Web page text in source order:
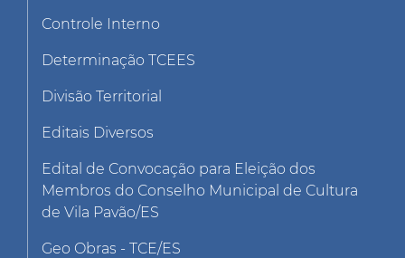
Controle Interno
Determinação TCEES
Divisão Territorial
Editais Diversos
Edital de Convocação para Eleição dos
Membros do Conselho Municipal de Cultura
de Vila Pavão/ES
Geo Obras - TCE/ES